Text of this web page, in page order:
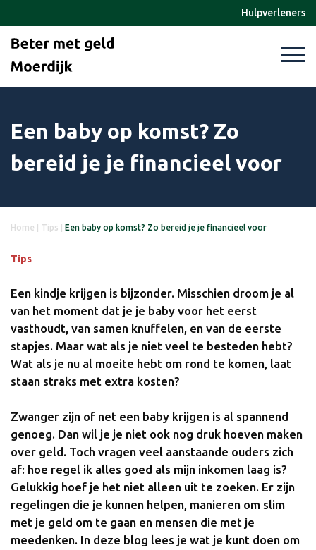
Hulpverleners
Een baby op komst? Zo
bereid je je financieel voor
Home Tips Een baby op komst? Zo bereid je je financieel voor
Tips
Een kindje krijgen is bijzonder. Misschien droom je al
van het moment dat je je baby voor het eerst
vasthoudt, van samen knuffelen, en van de eerste
stapjes. Maar wat als je niet veel te besteden hebt?
Wat als je nu al moeite hebt om rond te komen, laat
staan straks met extra kosten?
Zwanger zijn of net een baby krijgen is al spannend
genoeg. Dan wil je je niet ook nog druk hoeven maken
over geld. Toch vragen veel aanstaande ouders zich
af: hoe regel ik alles goed als mijn inkomen laag is?
Gelukkig hoef je het niet alleen uit te zoeken. Er zijn
regelingen die je kunnen helpen, manieren om slim
met je geld om te gaan en mensen die met je
meedenken. In deze blog lees je wat je kunt doen om